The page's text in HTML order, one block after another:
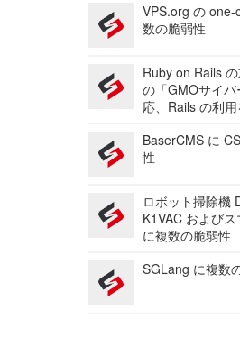
VPS.org の
数の脆弱性
Ruby on Rails
の「GMOサイ
応、Rails の利
BaserCMS に
性
ロボット掃除機
K1VAC および
に複数の脆弱性
SGLang に複数